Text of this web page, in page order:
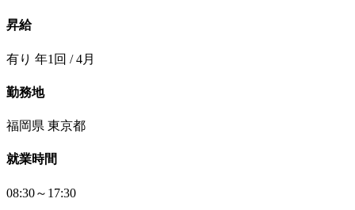
昇給
有り 年1回 / 4月
勤務地
福岡県 東京都
就業時間
08:30～17:30